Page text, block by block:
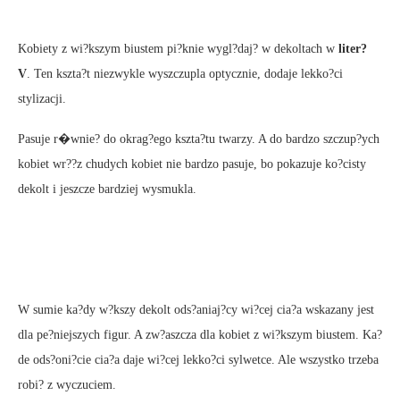
Kobiety z wi?kszym biustem pi?knie wygl?daj? w dekoltach w liter?
V. Ten kszta?t niezwykle wyszczupla optycznie, dodaje lekko?ci
stylizacji.
Pasuje r�wnie? do okrag?ego kszta?tu twarzy. A do bardzo szczup?ych
kobiet wr??z chudych kobiet nie bardzo pasuje, bo pokazuje ko?cisty
dekolt i jeszcze bardziej wysmukla.
W sumie ka?dy w?kszy dekolt ods?aniaj?cy wi?cej cia?a wskazany jest
dla pe?niejszych figur. A zw?aszcza dla kobiet z wi?kszym biustem. Ka?
de ods?oni?cie cia?a daje wi?cej lekko?ci sylwetce. Ale wszystko trzeba
robi? z wyczuciem.